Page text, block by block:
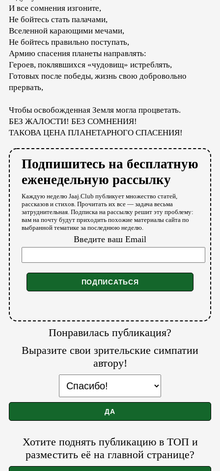
И все сомнения изгоните,
Не бойтесь стать палачами,
Вселенной карающими мечами,
Не бойтесь правильно поступать,
Армию спасения планеты направлять:
Героев, поклявшихся «чудовищ» истреблять,
Готовых после победы, жизнь свою добровольно
прервать,
Чтобы освобожденная Земля могла процветать.
БЕЗ ЖАЛОСТИ! БЕЗ СОМНЕНИЯ!
ТАКОВА ЦЕНА ПЛАНЕТАРНОГО СПАСЕНИЯ!
Подпишитесь на бесплатную
еженедельную рассылку
Каждую неделю Jaaj.Club публикует множество статей,
рассказов и стихов. Прочитать их все — задача весьма
затруднительная. Подписка на рассылку решит эту проблему:
вам на почту будут приходить похожие материалы сайта по
выбранной тематике за последнюю неделю.
Введите ваш Email
Понравилась публикация?
Выразите свои зрительские симпатии
автору!
Хотите поднять публикацию в ТОП и
разместить её на главной странице?